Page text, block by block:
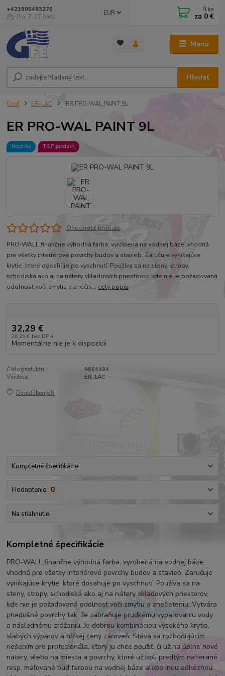
Menu
EUR
Hľadať
+421905463270
(Po-Pia, 7-17 hod.)
0 ks
za 0 €
Úvod ER-LAC ER PRO-WAL PAINT 9L
ER PRO-WAL PAINT 9L
Novinka TOP produkt
Ohodnotiť produkt
PRO-WALL finančne výhodná farba, vyrobená na vodnej báze, vhodná
pre všetky interiérové povrchy budov a stavieb. Zaručuje vynikajúce
krytie, ktoré dosahuje po vyschnutí. Používa sa na steny, stropy,
schodiská ako aj na nátery skladových priestorov, kde nie je požadovaná
odolnosť voči zmytiu a znečis... celý popis
32,29 €
26,25 € bez DPH
Momentálne nie je k dispozícii
Číslo produktu:
9864494
Výrobca:
ER-LAC
Do obľúbených
Kompletné špecifikácie
Hodnotenie 0
Na stiahnutie
Kompletné špecifikácie
PRO-WALL finančne výhodná farba, vyrobená na vodnej báze,
vhodná pre všetky interiérové povrchy budov a stavieb. Zaručuje
vynikajúce krytie, ktoré dosahuje po vyschnutí. Používa sa na
steny, stropy, schodiská ako aj na nátery skladových priestorov,
kde nie je požadovaná odolnosť voči zmytiu a znečisteniu. Vytvára
priedušné povrchy tak, že zabraňuje prudkému vyparovaniu vody
a následnému zrážaniu. Je dobrou kombináciou vysokého krytia,
slabých výparov a nízkej ceny zároveň. Stáva sa rozhodujúcim
riešením pre profesionála, ktorý ju chce použiť, či už na úplne nové
nátery, alebo na miesta a povrchy, ktoré už boli predtým natierané
resp. maľované buď farbou na vodnej báze alebo inou adhéznou